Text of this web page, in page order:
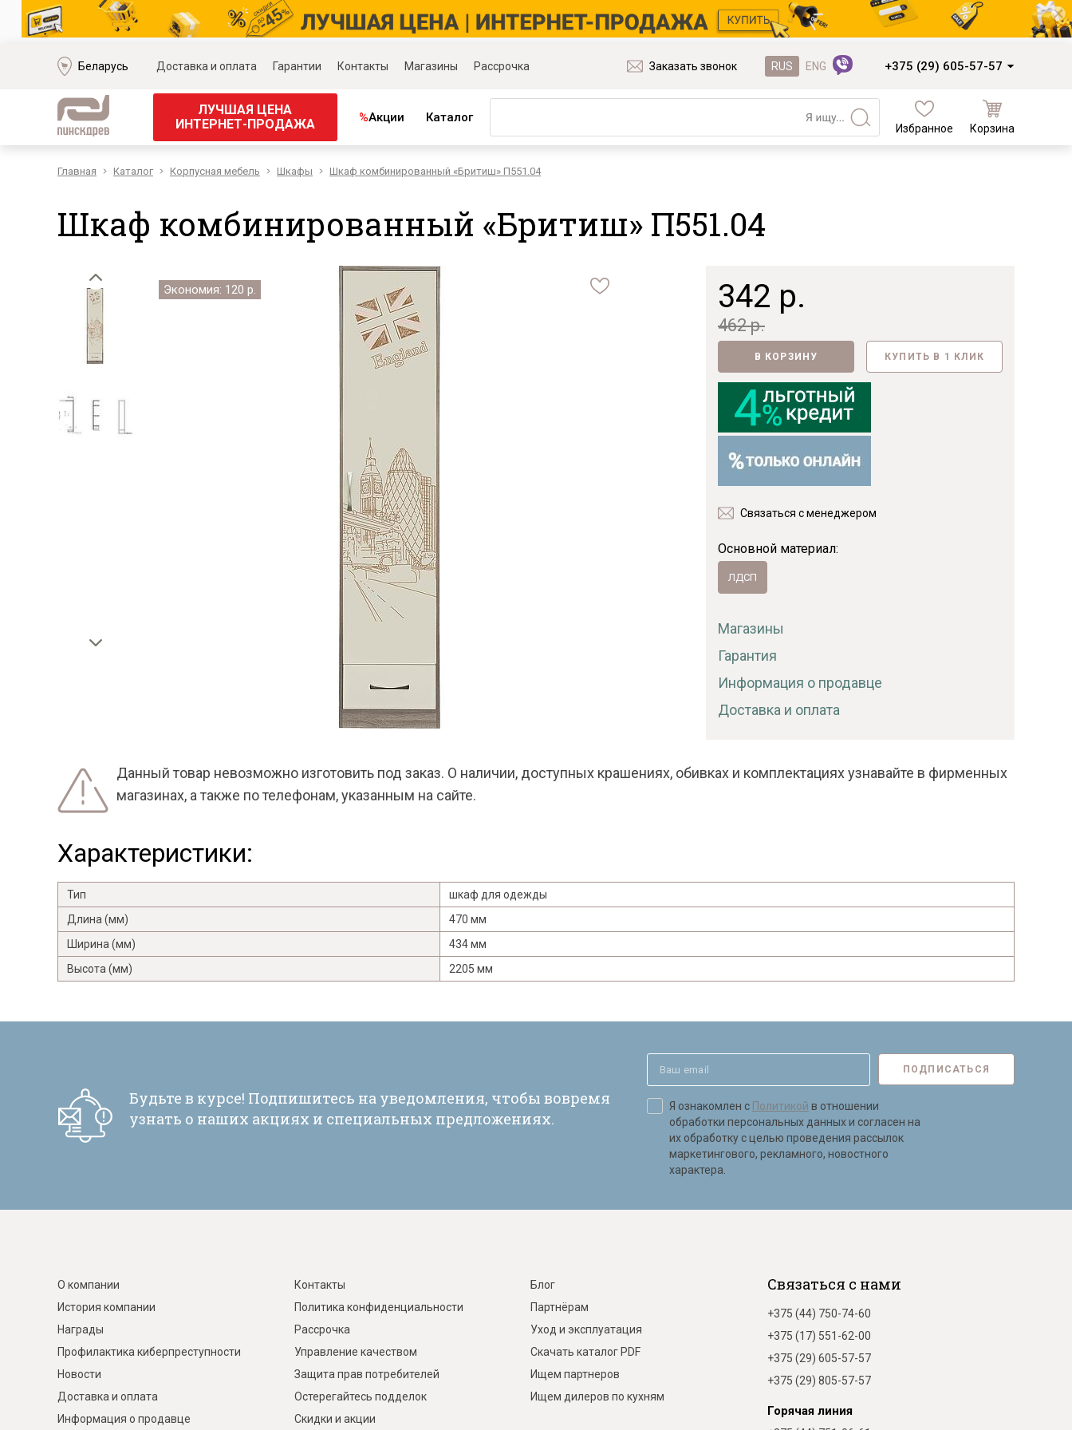
Я ознакомлен с
обработки персональных данных и
Беларусь Доставка и оплата Гарантии Контакты Магазины Рассрочка Заказать звонок RUS ENG +375 (29) 605-57-57
ЛУЧШАЯ ЦЕНА
ИНТЕРНЕТ-ПРОДАЖА
%Акции Каталог
Мягкая мебель
Модульные диваны
Диваны «Премиум»
Кожаные диваны
Угловые диваны
Прямые диваны
Кресла
Тахты
Банкетки
Мягкие кровати
Корпусная мебель
Наборы для спальни
Наборы для детской
Наборы для прихожей
Наборы для кабинета
Наборы для столовой
Обеденные группы
Кровати и основания
Шкафы и стеллажи
Зеркала, полки, вешалки, подставки
Распродажа матрасов
Подушки
Наполнение кухонь
Фанера
Пиломатериалы
Гнутоклееные детали
Топливные брикеты
Щепа древесная
Новинки
Избранное Корзина
Главная Каталог Корпусная мебель Шкафы Шкаф комбинированный «Бритиш» П551.04
Шкаф комбинированный «Бритиш» П551.04
Экономия: 120 р. 342 р.
462 р.
В КОРЗИНУ КУПИТЬ В 1 КЛИК
Связаться с менеджером
Основной материал:
ЛДСП
Магазины
Гарантия
Информация о продавце
Доставка и оплата
Данный товар невозможно изготовить под заказ. О наличии, доступных крашениях, обивках и комплектациях узнавайте в фирменных
магазинах, а также по телефонам, указанным на сайте.
Характеристики:
Тип
шкаф для одежды
Длина (мм)
470 мм
Ширина (мм)
434 мм
Высота (мм)
2205 мм
Будьте в курсе! Подпишитесь на уведомления, чтобы вовремя
узнать о наших акциях и специальных предложениях.
ПОДПИСАТЬСЯ
Я ознакомлен с Политикой в отношении
обработки персональных данных и согласен на
их обработку с целью проведения рассылок
маркетингового, рекламного, новостного
характера.
О компании
История компании
Награды
Профилактика киберпреступности
Новости
Доставка и оплата
Информация о продавце
Контакты
Политика конфиденциальности
Рассрочка
Управление качеством
Защита прав потребителей
Остерегайтесь подделок
Скидки и акции
Блог
Партнёрам
Уход и эксплуатация
Скачать каталог PDF
Ищем партнеров
Ищем дилеров по кухням
Связаться с нами
+375 (44) 750-74-60
+375 (17) 551-62-00
+375 (29) 605-57-57
+375 (29) 805-57-57
Горячая линия